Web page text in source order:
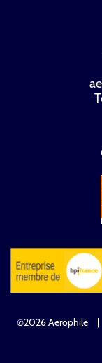
©2026 Aerophile |